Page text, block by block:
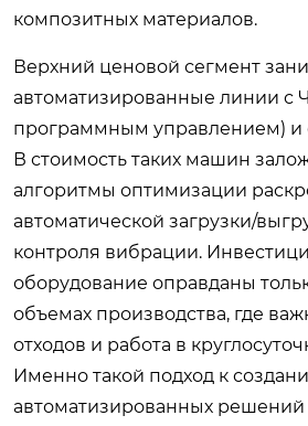
композитных материалов.
Верхний ценовой сегмент
автоматизированные линии с
программным управлением) и
В стоимость таких машин
алгоритмы оптимизации
автоматической загрузки/
контроля вибрации.
оборудование оправданы
объемах производства, где
отходов и работа в
Именно такой подход к
автоматизированных решений